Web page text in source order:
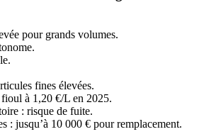
pour grands volumes.
fines élevées.
à 1,20 €/L en 2025.
: risque de fuite.
: jusqu’à 10 000 € pour remplacement.